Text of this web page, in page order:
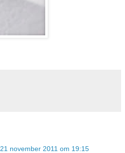
21 november 2011 om 19:15